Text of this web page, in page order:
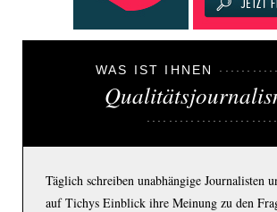
WAS IST IHNEN
Täglich schreiben unabhängige Journalisten
auf Tichys Einblick ihre Meinung zu den